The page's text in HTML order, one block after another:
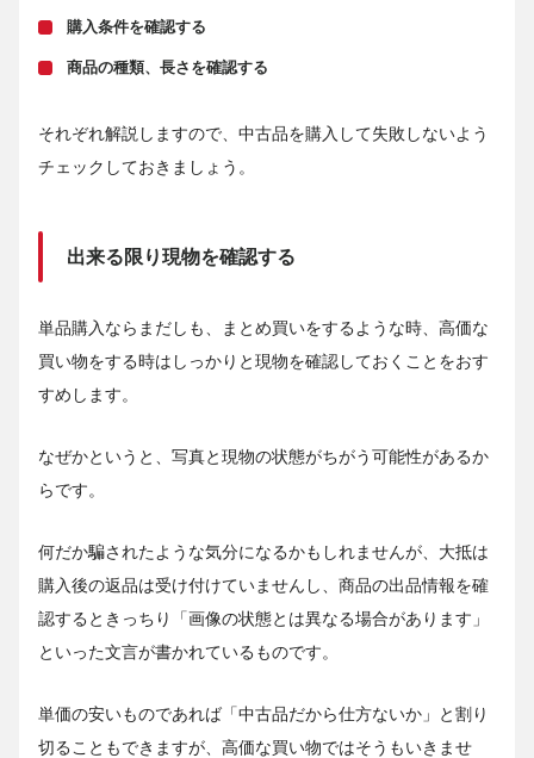
購入条件を確認する
商品の種類、長さを確認する
それぞれ解説しますので、中古品を購入して失敗しないよう
チェックしておきましょう。
出来る限り現物を確認する
単品購入ならまだしも、まとめ買いをするような時、高価な
買い物をする時はしっかりと現物を確認しておくことをおす
すめします。
なぜかというと、写真と現物の状態がちがう可能性があるか
らです。
何だか騙されたような気分になるかもしれませんが、大抵は
購入後の返品は受け付けていませんし、商品の出品情報を確
認するときっちり「画像の状態とは異なる場合があります」
といった文言が書かれているものです。
単価の安いものであれば「中古品だから仕方ないか」と割り
切ることもできますが、高価な買い物ではそうもいきませ